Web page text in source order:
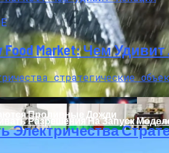
Британскую Экономику?
Разрешения На Запуск
Проливные Дожди
Market: Чем
Электричества